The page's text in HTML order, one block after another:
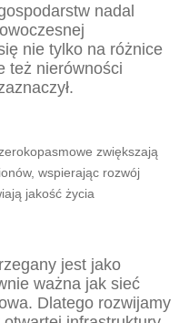
nadal
nie tylko na różnice
też nierówności
zwiększają
wspierając rozwój
jakość życia
jest jako
ważna jak sieć
Dlatego rozwijamy